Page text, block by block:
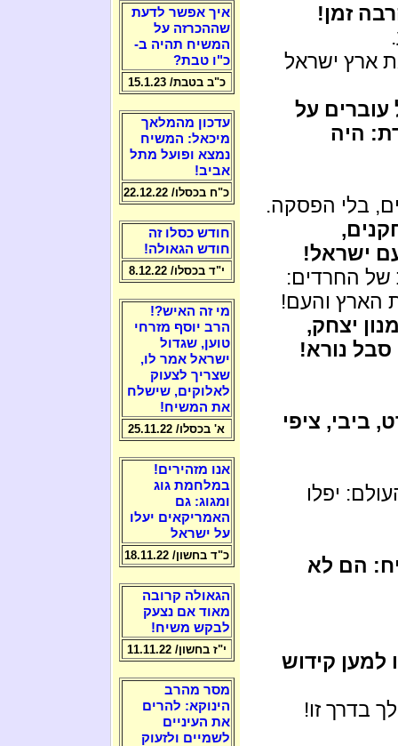
זמן!
ארץ ישראל
עוברים על
היה
בלי הפסקה.
ישראל!
של החרדים:
הארץ והעם!
יצחק,
סבל נורא!
ביבי, ציפי
יפלו
הם לא
למען קידוש
בדרך זו!
איך אפשר לדעת
שההכרזה על
המשיח תהיה ב-
כ"ו טבת?
כ"ב בטבת/ 15.1.23
עדכון מהמלאך
מיכאל: המשיח
נמצא ופועל מתל
אביב!
כ"ח בכסלו/ 22.12.22
חודש כסלו זה
חודש הגאולה!
י"ד בכסלו/ 8.12.22
מי זה האיש?!
הרב יוסף מזרחי
טוען, שגדול
ישראל אמר לו,
שצריך לצעוק
לאלוקים, שישלח
את המשיח!
א' בכסלו/ 25.11.22
אנו מזהירים!
במלחמת גוג
ומגוג: גם
האמריקאים יעלו
על ישראל
כ"ד בחשון/ 18.11.22
הגאולה קרובה
מאוד אם נצעק
לבקש משיח!
י"ז בחשון/ 11.11.22
מסר מהרב
הינוקא: להרים
את העיניים
לשמיים ולזעוק